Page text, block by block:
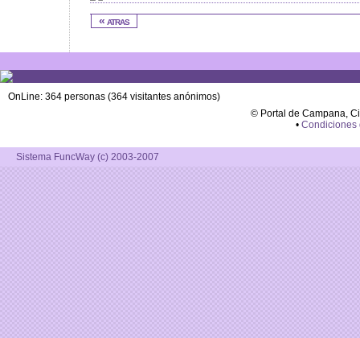
« atras
OnLine: 364 personas (364 visitantes anónimos)
© Portal de Campana,
• Condiciones
Sistema FuncWay (c) 2003-2007